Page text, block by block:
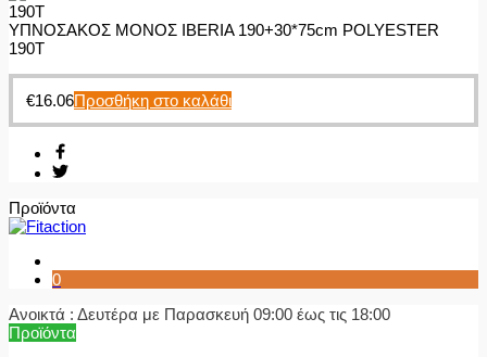
ΥΠΝΟΣΑΚΟΣ ΜΟΝΟΣ IBERIA 190+30*75cm POLYESTER
190T
€16.06Προσθήκη στο καλάθι
Προϊόντα
0
Ανοικτά : Δευτέρα με Παρασκευή 09:00 έως τις 18:00
Προϊόντα